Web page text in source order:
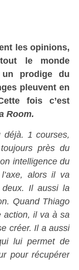
les opinions,
le monde
un prodige du
pleuvent en
fois c’est
Room.
déjà. 1 courses,
près du
intelligence du
alors il va
Il aussi la
Quand Thiago
action, il va à sa
créer. Il a aussi
lui permet de
pour récupérer